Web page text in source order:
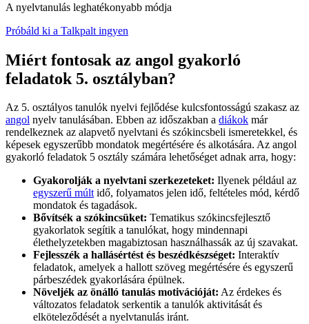
A nyelvtanulás leghatékonyabb módja
Próbáld ki a Talkpalt ingyen
Miért fontosak az angol gyakorló
feladatok 5. osztályban?
Az 5. osztályos tanulók nyelvi fejlődése kulcsfontosságú szakasz az
angol nyelv tanulásában. Ebben az időszakban a diákok már
rendelkeznek az alapvető nyelvtani és szókincsbeli ismeretekkel, és
képesek egyszerűbb mondatok megértésére és alkotására. Az angol
gyakorló feladatok 5 osztály számára lehetőséget adnak arra, hogy:
Gyakorolják a nyelvtani szerkezeteket: Ilyenek például az
egyszerű múltidő, folyamatos jelen idő, feltételes mód, kérdő
mondatok és tagadások.
Bővítsék a szókincsüket: Tematikus szókincsfejlesztő
gyakorlatok segítik a tanulókat, hogy mindennapi
élethelyzetekben magabiztosan használhassák az új szavakat.
Fejlesszék a hallásértést és beszédkészséget: Interaktív
feladatok, amelyek a hallott szöveg megértésére és egyszerű
párbeszédek gyakorlására épülnek.
Növeljék az önálló tanulás motivációját: Az érdekes és
változatos feladatok serkentik a tanulók aktivitását és
elköteleződését a nyelvtanulás iránt.